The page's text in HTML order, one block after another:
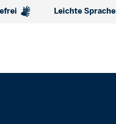
Leichte Sprache